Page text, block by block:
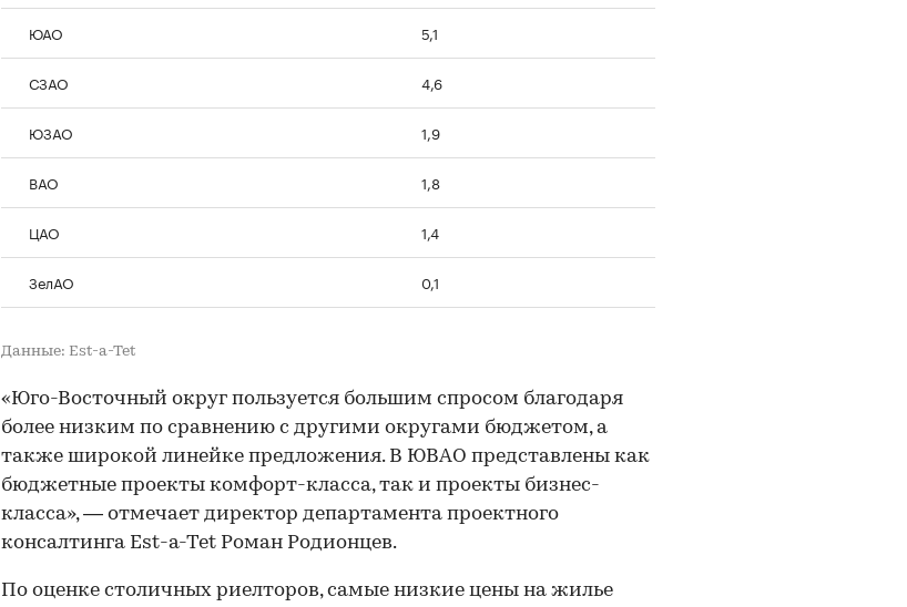
ЮАО 5,1
СЗАО 4,6
ЮЗАО 1,9
ВАО 1,8
ЦАО 1,4
ЗелАО 0,1
Данные: Est-a-Tet
«Юго-Восточный округ пользуется большим спросом благодаря
более низким по сравнению с другими округами бюджетом, а
также широкой линейке предложения. В ЮВАО представлены как
бюджетные проекты комфорт-класса, так и проекты бизнес-
класса», — отмечает директор департамента проектного
консалтинга Est-a-Tet Роман Родионцев.
По оценке столичных риелторов, самые низкие цены на жилье